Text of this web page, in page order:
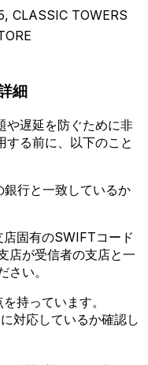
CLASSIC TOWERS
細
や遅延を防ぐために非
る前に、以下のこと
行と一致しているか
店固有のSWIFTコード
店が受信者の支店と一
い。
持っています。
対応しているか確認し